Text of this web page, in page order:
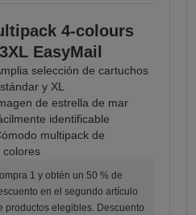
4-colours
EasyMail
selección de cartuchos
y XL
de estrella de mar
identificable
multipack de
colores
1 y obtén un 50 % de
en el segundo artículo
productos elegibles. Descuento